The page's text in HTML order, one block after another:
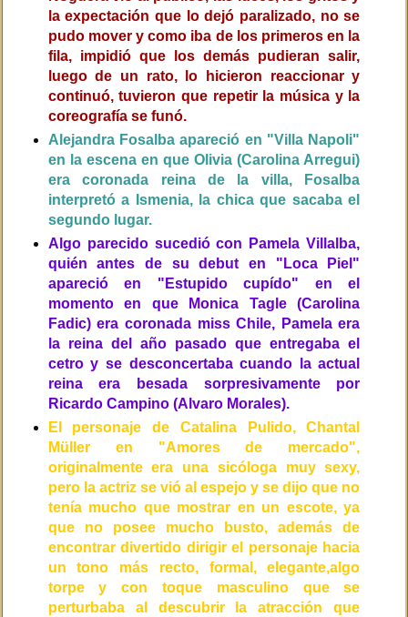
la expectación que lo dejó paralizado, no se
pudo mover y como iba de los primeros en la
fila, impidió que los demás pudieran salir,
luego de un rato, lo hicieron reaccionar y
continuó, tuvieron que repetir la música y la
coreografía se funó.
Alejandra Fosalba apareció en "Villa Napoli"
en la escena en que Olivia (Carolina Arregui)
era coronada reina de la villa, Fosalba
interpretó a Ismenia, la chica que sacaba el
segundo lugar.
Algo parecido sucedió con Pamela Villalba,
quién antes de su debut en "Loca Piel"
apareció en "Estupido cupído" en el
momento en que Monica Tagle (Carolina
Fadic) era coronada miss Chile, Pamela era
la reina del año pasado que entregaba el
cetro y se desconcertaba cuando la actual
reina era besada sorpresivamente por
Ricardo Campino (Alvaro Morales).
El personaje de Catalina Pulido, Chantal
Müller en "Amores de mercado",
originalmente era una sicóloga muy sexy,
pero la actriz se vió al espejo y se dijo que no
tenía mucho que mostrar en un escote, ya
que no posee mucho busto, además de
encontrar divertido dirigir el personaje hacia
un tono más recto, formal, elegante,algo
torpe y con toque masculino que se
perturbaba al descubrir la atracción que